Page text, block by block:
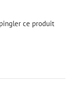
ce produit